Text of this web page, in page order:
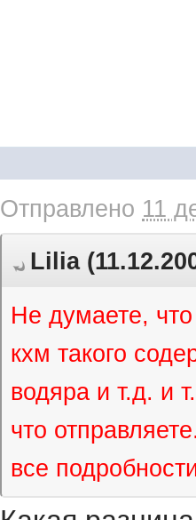
Отправлено 11
Lilia
Не думаете,
кхм такого
водяра и т.д. и
что
все